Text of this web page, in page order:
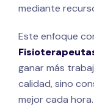
mediante
Este enfoque
ganar más
calidad, sino
mejor cada